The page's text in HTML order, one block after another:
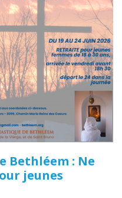
Bethléem : Ne
jeunes